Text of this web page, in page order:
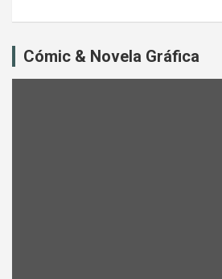
Cómic & Novela Gráfica